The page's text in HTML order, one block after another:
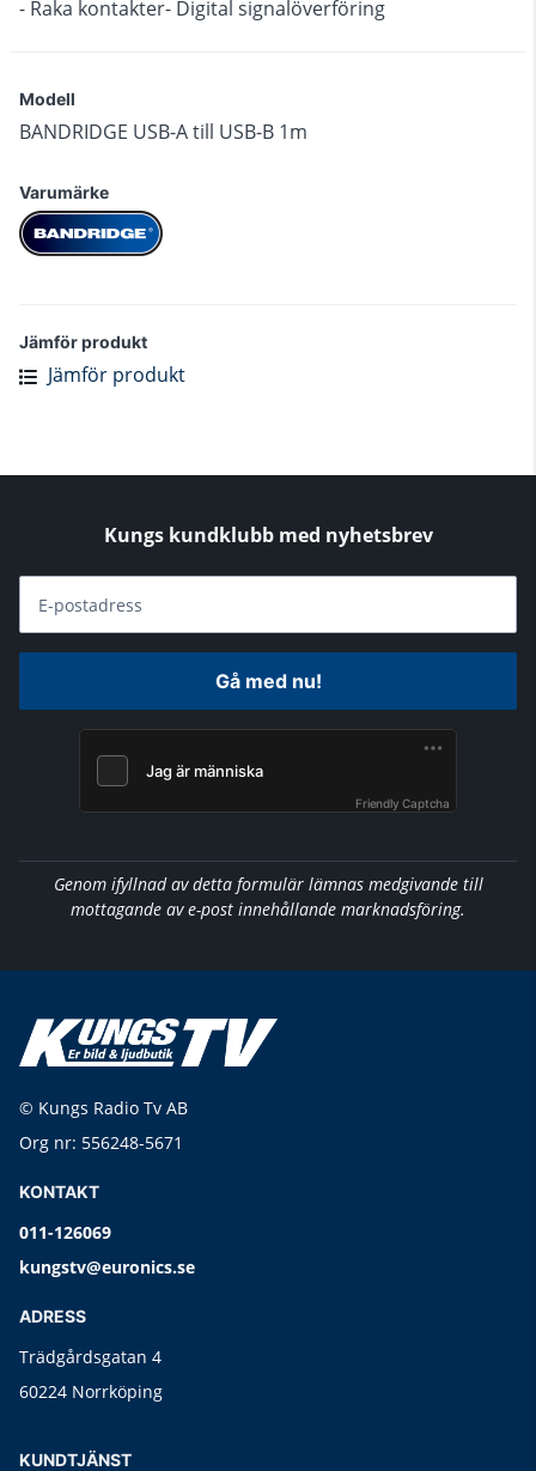
- Raka kontakter- Digital signalöverföring
Modell
BANDRIDGE USB-A till USB-B 1m
Varumärke
Jämför produkt
Jämför produkt
Kungs kundklubb med nyhetsbrev
E-postadress
Gå med nu!
Friendly Captcha
Genom ifyllnad av detta formulär lämnas medgivande till
mottagande av e-post innehållande marknadsföring.
© Kungs Radio Tv AB
Org nr: 556248-5671
KONTAKT
011-126069
kungstv@euronics.se
ADRESS
Trädgårdsgatan 4
60224 Norrköping
KUNDTJÄNST